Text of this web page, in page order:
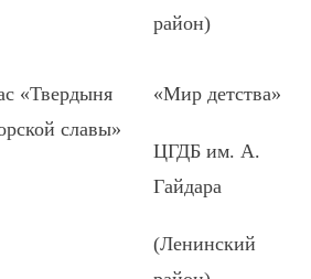
район)
«Твердыня
славы»
«Мир детства»
ЦГДБ им. А.
Гайдара
(Ленинский